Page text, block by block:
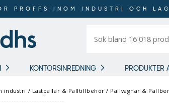
PROFFS INOM INDUSTRI OCH
bland
KONTORSINREDNING PRODUKTER
industri / Lastpallar & Palltillbehör / Pallvagnar &